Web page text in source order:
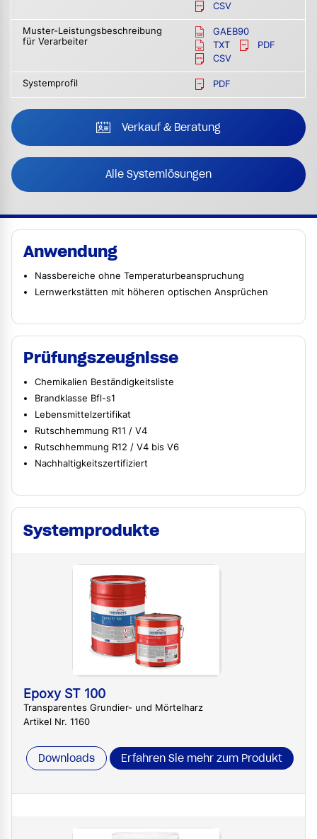
CSV
Muster-Leistungsbeschreibung
für Verarbeiter
GAEB90
TXT
PDF
CSV
Systemprofil PDF
Verkauf & Beratung
Alle Systemlösungen
Anwendung
Nassbereiche ohne Temperaturbeanspruchung
Lernwerkstätten mit höheren optischen Ansprüchen
Prüfungszeugnisse
Chemikalien Beständigkeitsliste
Brandklasse Bfl-s1
Lebensmittelzertifikat
Rutschhemmung R11 / V4
Rutschhemmung R12 / V4 bis V6
Nachhaltigkeitszertifiziert
Systemprodukte
Epoxy ST 100
Transparentes Grundier- und Mörtelharz
Artikel Nr. 1160
Downloads Erfahren Sie mehr zum Produkt